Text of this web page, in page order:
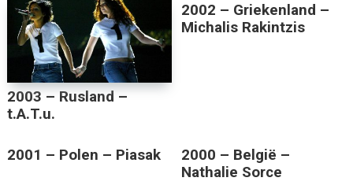
2003 – Rusland –
t.A.T.u.
2002 – Griekenland –
Michalis Rakintzis
2001 – Polen – Piasak
2000 – België –
Nathalie Sorce